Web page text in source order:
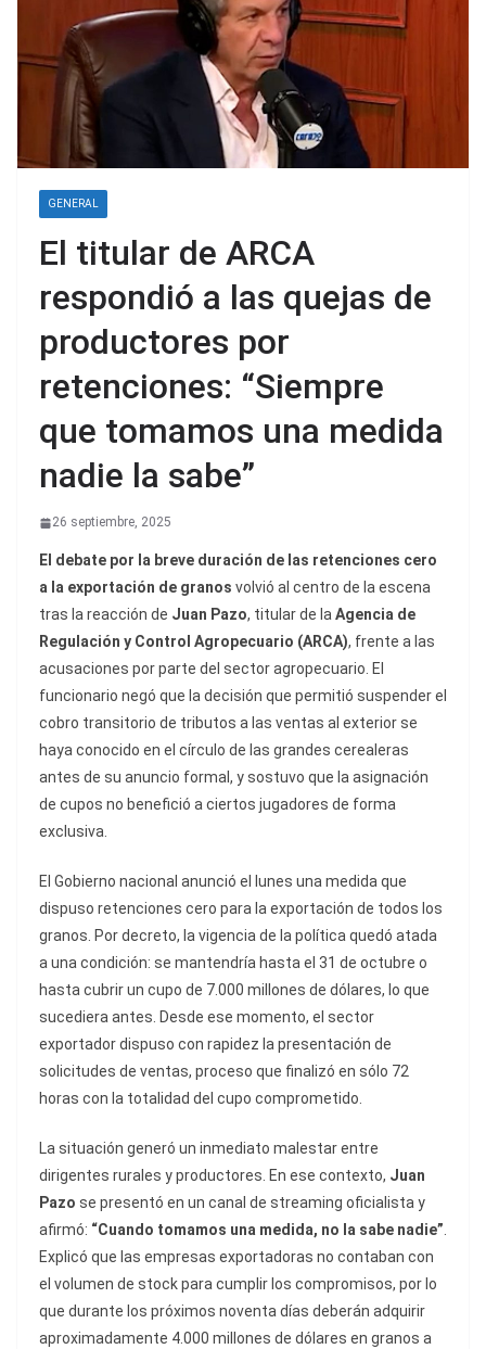
GENERAL
El titular de ARCA
respondió a las quejas de
productores por
retenciones: “Siempre
que tomamos una medida
nadie la sabe”
26 septiembre, 2025
El debate por la breve duración de las retenciones cero
a la exportación de granos volvió al centro de la escena
tras la reacción de Juan Pazo, titular de laAgencia de
Regulación y Control Agropecuario (ARCA), frente a las
acusaciones por parte del sector agropecuario. El
funcionario negó que la decisión que permitió suspender el
cobro transitorio de tributos a las ventas al exterior se
haya conocido en el círculo de las grandes cerealeras
antes de su anuncio formal, y sostuvo que la asignación
de cupos no benefició a ciertos jugadores de forma
exclusiva.
El Gobierno nacional anunció el lunes una medida que
dispuso retenciones cero para la exportación de todos los
granos. Por decreto, la vigencia de la política quedó atada
a una condición: se mantendría hasta el 31 de octubre o
hasta cubrir un cupo de 7.000 millones de dólares, lo que
sucediera antes. Desde ese momento, el sector
exportador dispuso con rapidez la presentación de
solicitudes de ventas, proceso que finalizó en sólo 72
horas con la totalidad del cupo comprometido.
La situación generó un inmediato malestar entre
dirigentes rurales y productores. En ese contexto, Juan
Pazo se presentó en un canal de streaming oficialista y
afirmó: “Cuando tomamos una medida, no la sabe nadie”.
Explicó que las empresas exportadoras no contaban con
el volumen de stock para cumplir los compromisos, por lo
que durante los próximos noventa días deberán adquirir
aproximadamente 4.000 millones de dólares en granos a